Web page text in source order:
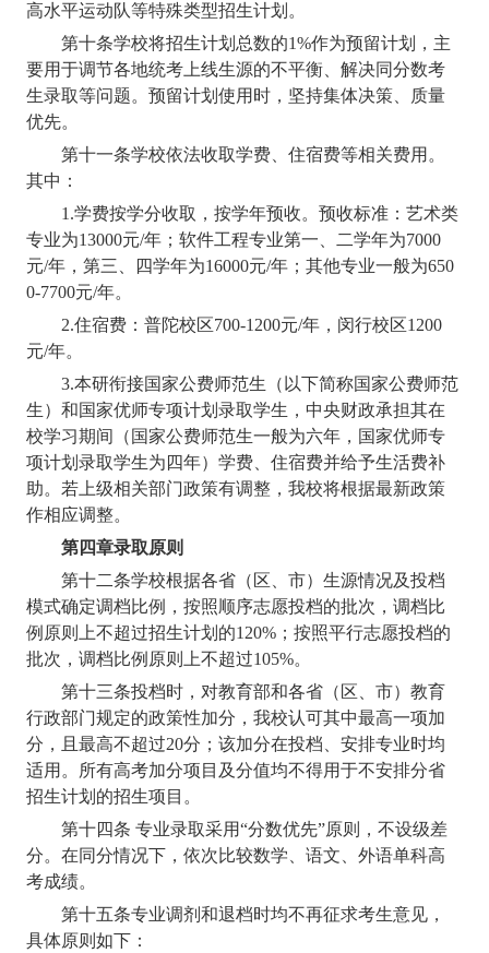
高水平运动队等特殊类型招生计划。
第十条学校将招生计划总数的1%作为预留计划，主
要用于调节各地统考上线生源的不平衡、解决同分数考
生录取等问题。预留计划使用时，坚持集体决策、质量
优先。
第十一条学校依法收取学费、住宿费等相关费用。
其中：
1.学费按学分收取，按学年预收。预收标准：艺术类
专业为13000元/年；软件工程专业第一、二学年为7000
元/年，第三、四学年为16000元/年；其他专业一般为650
0-7700元/年。
2.住宿费：普陀校区700-1200元/年，闵行校区1200
元/年。
3.本研衔接国家公费师范生（以下简称国家公费师范
生）和国家优师专项计划录取学生，中央财政承担其在
校学习期间（国家公费师范生一般为六年，国家优师专
项计划录取学生为四年）学费、住宿费并给予生活费补
助。若上级相关部门政策有调整，我校将根据最新政策
作相应调整。
第四章录取原则
第十二条学校根据各省（区、市）生源情况及投档
模式确定调档比例，按照顺序志愿投档的批次，调档比
例原则上不超过招生计划的120% ；按照平行志愿投档的
批次，调档比例原则上不超过105%。
第十三条投档时，对教育部和各省（区、市）教育
行政部门规定的政策性加分，我校认可其中最高一项加
分，且最高不超过20分；该加分在投档、安排专业时均
适用。所有高考加分项目及分值均不得用于不安排分省
招生计划的招生项目。
第十四条 专业录取采用“分数优先”原则，不设级差
分。在同分情况下，依次比较数学、语文、外语单科高
考成绩。
第十五条专业调剂和退档时均不再征求考生意见，
具体原则如下：